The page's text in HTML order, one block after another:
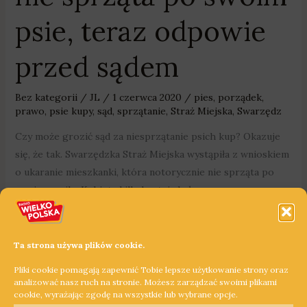
Ta strona używa plików cookie.
Pliki cookie pomagają zapewnić Tobie lepsze użytkowanie strony oraz
analizować nasz ruch na stronie. Możesz zarządzać swoimi plikami
cookie, wyrażając zgodę na wszystkie lub wybrane opcje.
psie, teraz odpowie
przed sądem
Bez kategorii/ JL / 1 czerwca 2020 / pies, porządek,
prawo, psie kupy, sąd, sprzątanie, Straż Miejska, Swarzędz
Czy może grozić sąd za niesprzątanie psich kup? Okazuje
się, że tak. Swarzędzka Straż Miejska wystąpiła z wnioskiem
o ukaranie mieszkanki, która notorycznie nie sprząta po
swoim pupilu. Kobieta kilkukrotnie była pouczana przez
strażników, ale sytuacja się powtarzała. Nie pomogło nawet
wręczenie mandatów.